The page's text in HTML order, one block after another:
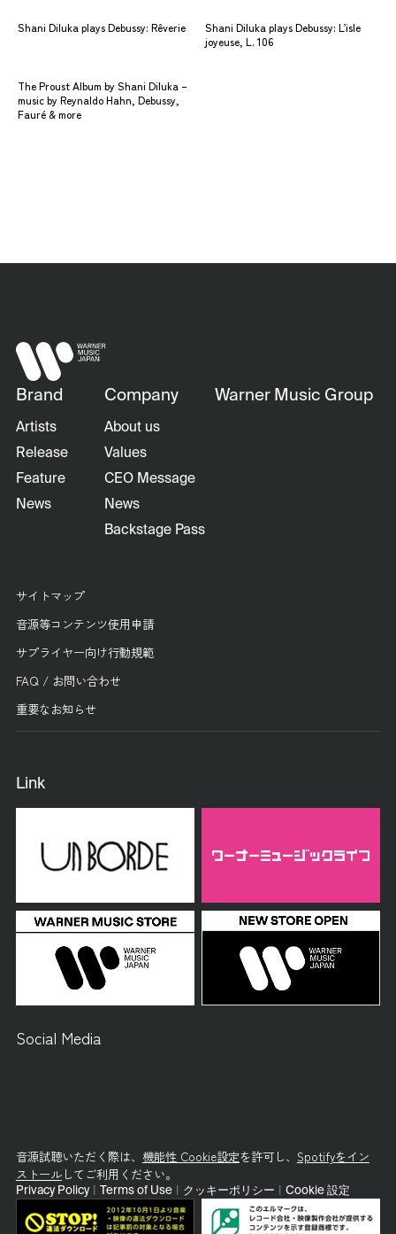
Shani Diluka plays Debussy: Rêverie
Shani Diluka plays Debussy: L’isle
joyeuse, L. 106
The Proust Album by Shani Diluka –
music by Reynaldo Hahn, Debussy,
Fauré & more
Brand
Artists
Release
Feature
News
Company
About us
Values
CEO Message
News
Backstage Pass
Warner Music Group
サイトマップ
音源等コンテンツ使用申請
サプライヤー向け行動規範
FAQ / お問い合わせ
重要なお知らせ
Link
Social Media
音源試聴いただく際は、 機能性 Cookie設定を許可し、 Spotifyをイン
ストールしてご利用ください。
Privacy Policy Terms of Use クッキーポリシー Cookie 設定